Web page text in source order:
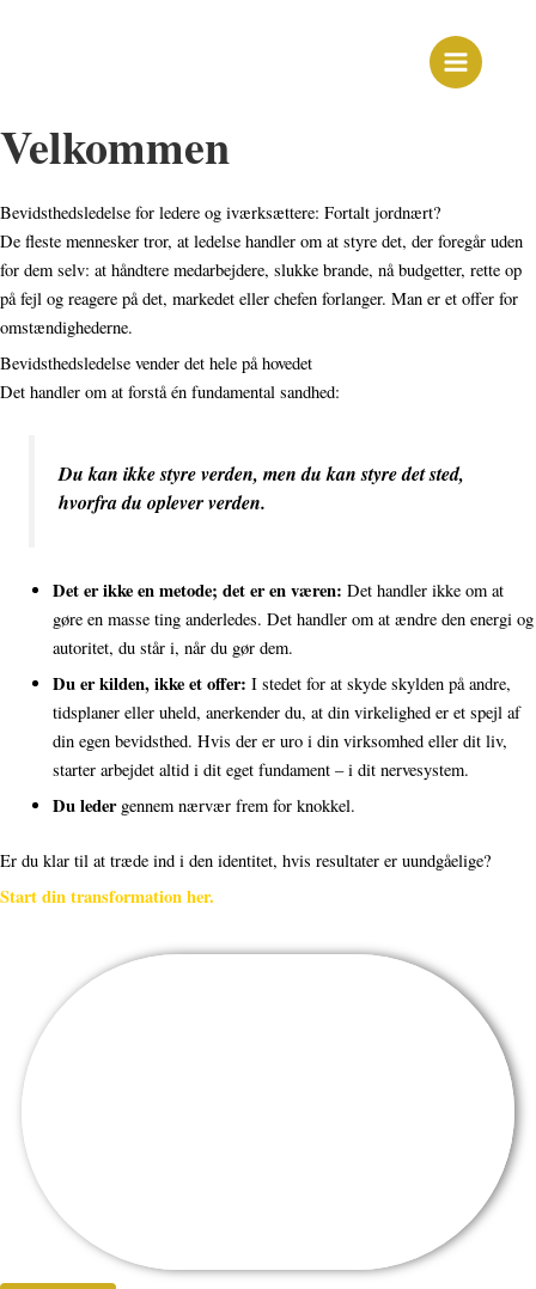
Main
Menu
Velkommen
Bevidsthedsledelse for ledere og iværksættere: Fortalt jordnært?
De fleste mennesker tror, at ledelse handler om at styre det, der foregår uden
for dem selv: at håndtere medarbejdere, slukke brande, nå budgetter, rette op
på fejl og reagere på det, markedet eller chefen forlanger. Man er et offer for
omstændighederne.
Bevidsthedsledelse vender det hele på hovedet
Det handler om at forstå én fundamental sandhed:
Du kan ikke styre verden, men du kan styre det sted,
hvorfra du oplever verden.
Det er ikke en metode; det er en væren: Det handler ikke om at
gøre en masse ting anderledes. Det handler om at ændre den energi og
autoritet, du står i, når du gør dem.
Du er kilden, ikke et offer: I stedet for at skyde skylden på andre,
tidsplaner eller uheld, anerkender du, at din virkelighed er et spejl af
din egen bevidsthed. Hvis der er uro i din virksomhed eller dit liv,
starter arbejdet altid i dit eget fundament – i dit nervesystem.
Du ledergennem nærvær frem for knokkel.
Er du klar til at træde ind i den identitet, hvis resultater er uundgåelige?
Start din transformation her.